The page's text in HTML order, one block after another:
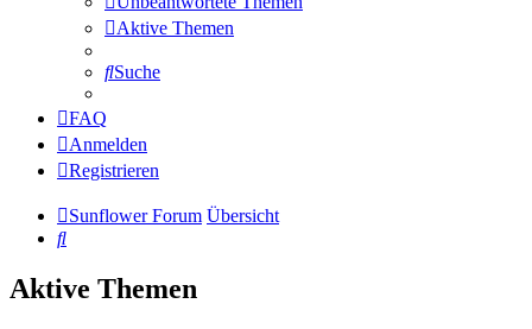
Aktive Themen
Suche
FAQ
Anmelden
Registrieren
Sunflower Forum Übersicht
Suche
Aktive Themen